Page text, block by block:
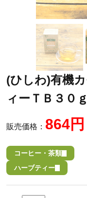
(ひしわ)有機
ィーＴＢ３０
販売価格： 864円
コーヒー・茶類
ハーブティー